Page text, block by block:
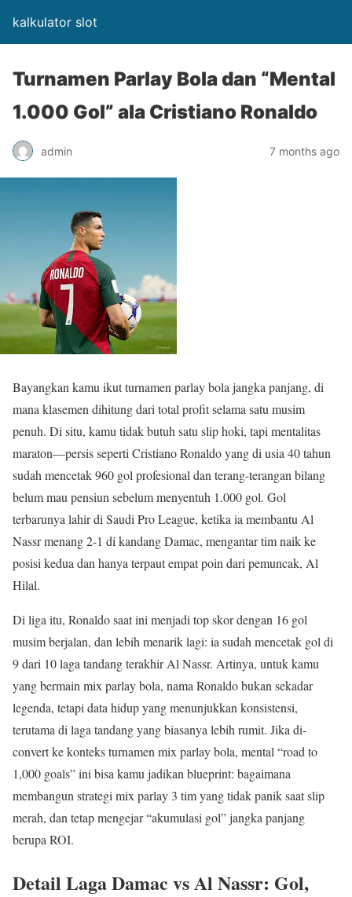
kalkulator slot
Turnamen Parlay Bola dan “Mental
1.000 Gol” ala Cristiano Ronaldo
admin 7 months ago
Bayangkan kamu ikut turnamen parlay bola jangka panjang, di
mana klasemen dihitung dari total profit selama satu musim
penuh. Di situ, kamu tidak butuh satu slip hoki, tapi mentalitas
maraton—persis seperti Cristiano Ronaldo yang di usia 40 tahun
sudah mencetak 960 gol profesional dan terang-terangan bilang
belum mau pensiun sebelum menyentuh 1.000 gol. Gol
terbarunya lahir di Saudi Pro League, ketika ia membantu Al
Nassr menang 2-1 di kandang Damac, mengantar tim naik ke
posisi kedua dan hanya terpaut empat poin dari pemuncak, Al
Hilal.
Di liga itu, Ronaldo saat ini menjadi top skor dengan 16 gol
musim berjalan, dan lebih menarik lagi: ia sudah mencetak gol di
9 dari 10 laga tandang terakhir Al Nassr. Artinya, untuk kamu
yang bermain mix parlay bola, nama Ronaldo bukan sekadar
legenda, tetapi data hidup yang menunjukkan konsistensi,
terutama di laga tandang yang biasanya lebih rumit. Jika di-
convert ke konteks turnamen mix parlay bola, mental “road to
1,000 goals” ini bisa kamu jadikan blueprint: bagaimana
membangun strategi mix parlay 3 tim yang tidak panik saat slip
merah, dan tetap mengejar “akumulasi gol” jangka panjang
berupa ROI.
Detail Laga Damac vs Al Nassr: Gol,